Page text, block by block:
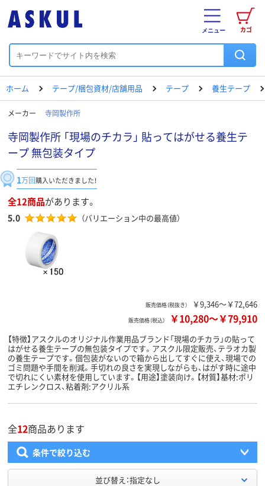
カゴ
メニュー
ホーム テープ/梱包資材/店舗用品 テープ 養生テープ
メーカー 寺岡製作所
寺岡製作所 「現場のチカラ」 貼ってはがせる養生テ
ープ 無包装タイプ
1万回購入いただきました！
全12商品があります。
5.0 （バリエーション中の最高値）
販売価格（税抜き） ￥9,346～￥72,646
販売価格（税込） ￥10,280～￥79,910
【特徴】アスクルのオリジナル作業用品ブランド「現場のチカラ」の貼って
はがせる養生テープの無包装タイプです。アスクル限定販売、テラオカ製
の養生テープです。個包装がないので箱から出してすぐに使え、現場での
ゴミ問題や手間を削減。手切れの良さを実現しながらも、はがす時に途中
で切れにくい素材を使用しています。【用途】塗装向け。【材質】基材:ポリ
エチレンクロス、粘着剤:アクリル系
全12商品あります
条件で絞り込む
並び替え：指定なし